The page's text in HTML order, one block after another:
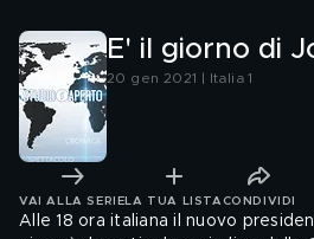
E' il giorno di
20 gen 2021 | Italia 1
VAI ALLA SERIE LA TUA LISTA CONDIVIDI
Alle 18 ora italiana il nuovo